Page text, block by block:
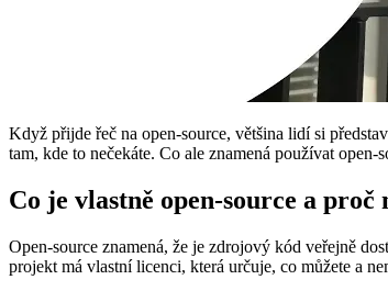
Když přijde řeč na open-source, většina lidí si
tam, kde to nečekáte. Co ale znamená používat
Co je vlastně open-source a proč
Open-source znamená, že je zdrojový kód veřejně
projekt má vlastní licenci, která určuje, co můžete a